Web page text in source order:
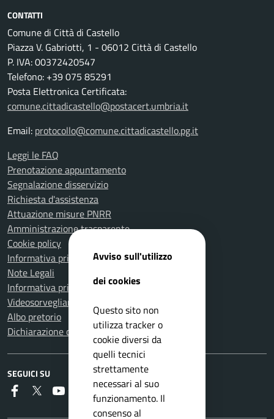
CONTATTI
Comune di Città di Castello
Piazza V. Gabriotti, 1 - 06012 Città di Castello
P. IVA: 00372420547
Telefono: +39 075 85291
Posta Elettronica Certificata:
comune.cittadicastello@postacert.umbria.it
Email: protocollo@comune.cittadicastello.pg.it
Leggi le FAQ
Prenotazione appuntamento
Segnalazione disservizio
Richiesta d'assistenza
Attuazione misure PNRR
Amministrazione trasparente
Cookie policy
Informativa privacy
Note Legali
Informativa privacy Polizia Locale
Videosorveglianza e privacy
Albo pretorio
Dichiarazione di accessibilità
SEGUICI SU
Faceboook
Twitter YoutubeInstagram
RSS
Avviso sull'utilizzo
dei cookies
Questo sito non
utilizza tracker o
cookie diversi da
quelli tecnici
strettamente
necessari al suo
funzionamento. Il
consenso al